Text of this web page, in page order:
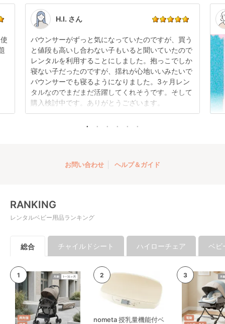
折りたたみ チャイル
ドシート ISOFIX チャ
イルドシート プッパ
プポ(PUPPAPUPO)
円 〜
す。
点検清掃については
もご確認ください。
い。
H.I. さん
バウンサーがずっと気になっていたのですが、買う
と値段も高いし合わない子もいると聞いていたので
レンタルを利用することにしました。抱っこでしか
寝ない子だったのですが、揺れが心地いいみたいで
バウンサーでも寝るようになりました。3ヶ月レン
タルなのでまだまだ活躍してくれそうです。そして
購入検討中です。ありがとうございます。
お問い合わせ ヘルプ＆ガイド
RANKING
レンタルベビー用品ランキング
総合 チャイルドシート ハイローチェア ベビ
nometa 授乳量機能付ベ